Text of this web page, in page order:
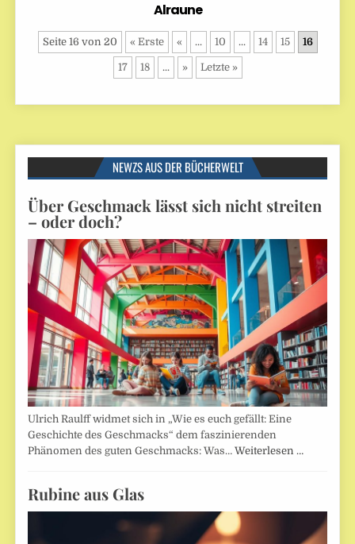
Alraune
Seite 16 von 20 « Erste « ... 10 ... 14 15 16
17 18 ... » Letzte »
NEWZS AUS DER BÜCHERWELT
Über Geschmack lässt sich nicht streiten
– oder doch?
Ulrich Raulff widmet sich in „Wie es euch gefällt: Eine
Geschichte des Geschmacks“ dem faszinierenden
Phänomen des guten Geschmacks: Was…Weiterlesen …
Rubine aus Glas